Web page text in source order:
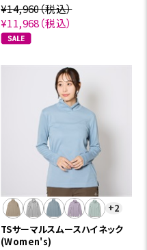
¥14,960（税込）
¥11,968（税込）
+2
TSサーマルスムースハイネック
(Women's)